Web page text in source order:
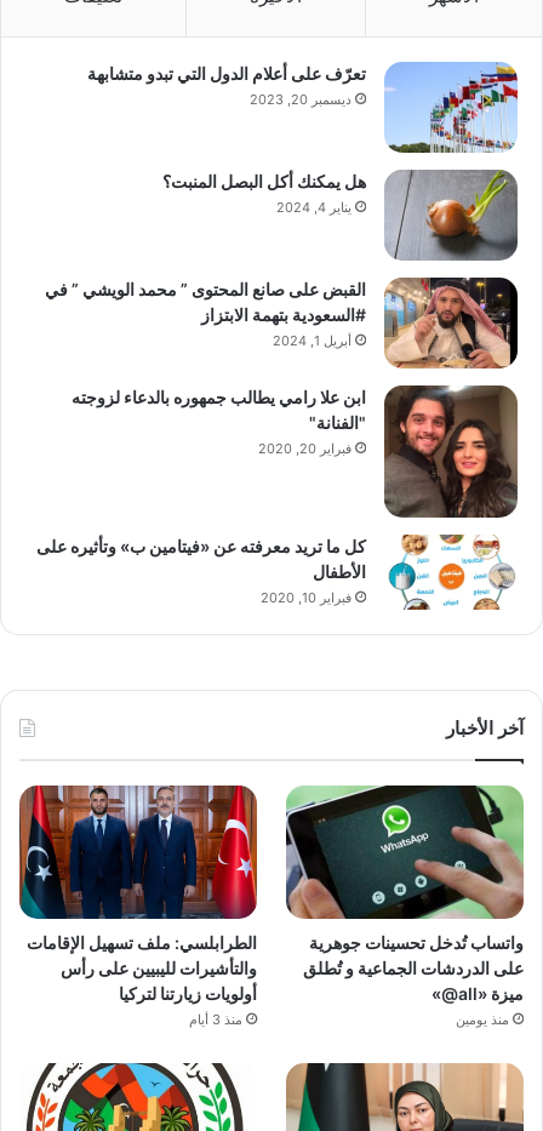
تعرّف على أعلام الدول التي تبدو متشابهة
ديسمبر 20, 2023
هل يمكنك أكل البصل المنبت؟
يناير 4, 2024
القبض على صانع المحتوى ” محمد الويشي ” في
#السعودية بتهمة الابتزاز
أبريل 1, 2024
ابن علا رامي يطالب جمهوره بالدعاء لزوجته
"الفنانة"
فبراير 20, 2020
كل ما تريد معرفته عن «فيتامين ب» وتأثيره على
الأطفال
فبراير 10, 2020
آخر الأخبار
واتساب تُدخل تحسينات جوهرية
على الدردشات الجماعية و تُطلق
ميزة «all@»
منذ يومين
الطرابلسي: ملف تسهيل الإقامات
والتأشيرات لليبيين على رأس
أولويات زيارتنا لتركيا
منذ 3 أيام